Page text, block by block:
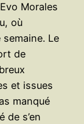
Morales
où
Le
de
et issues
manqué
de s’en